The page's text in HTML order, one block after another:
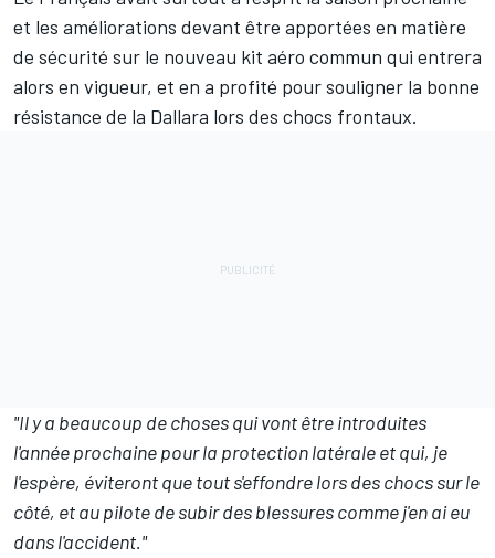
et les améliorations devant être apportées en matière
de sécurité sur le nouveau kit aéro commun qui entrera
alors en vigueur, et en a profité pour souligner la bonne
résistance de la Dallara lors des chocs frontaux.
"Il y a beaucoup de choses qui vont être introduites
l'année prochaine pour la protection latérale et qui, je
l'espère, éviteront que tout s'effondre lors des chocs sur le
côté, et au pilote de subir des blessures comme j'en ai eu
dans l'accident."